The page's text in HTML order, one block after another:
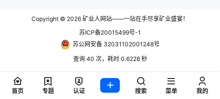
Copyright © 2026 矿业人网站——一站在手尽享矿业盛宴！
苏ICP备20015499号-1
苏公网安备 32031102001248号
查询 40 次，耗时 0.6228 秒
首页 专题 认证 搜索 菜单 我的